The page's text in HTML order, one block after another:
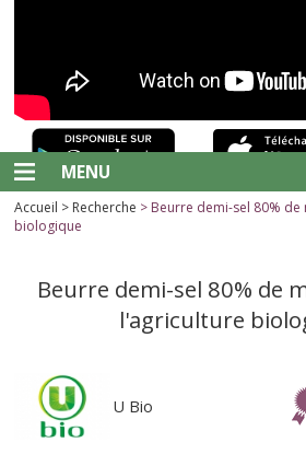
MENU
Accueil > Recherche > Beurre demi-sel 80%
biologique
Beurre demi-sel 80% de
l'agriculture
U Bio